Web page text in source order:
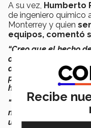
A su vez, Humberto
de ingeniero químico
Monterrey y quien
equipos, comentó
“Creo que el hecho
organice torneos así
adaptación a cómo
pronto se unirán más
hacer estos torneos y
"Torneos como este
nueva forma de
universidad”,añadió.
Recibe